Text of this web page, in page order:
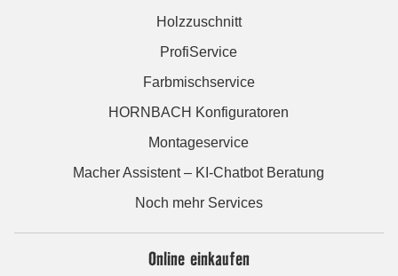
Holzzuschnitt
ProfiService
Farbmischservice
HORNBACH Konfiguratoren
Montageservice
Macher Assistent – KI-Chatbot Beratung
Noch mehr Services
Online einkaufen